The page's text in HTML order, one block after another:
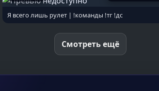
Я всего лишь рулет | !команды !тг !дс
Смотреть ещё